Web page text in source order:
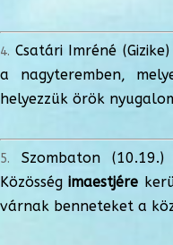
Csatári Imréné
a nagyteremben,
helyezzük örök
Szombaton
Közösségimaestjére
várnak benneteket a